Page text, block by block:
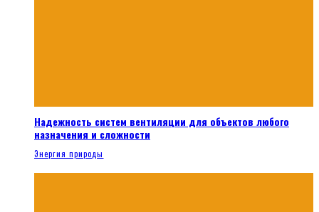
Надежность систем вентиляции для объектов любого
назначения и сложности
Энергия природы